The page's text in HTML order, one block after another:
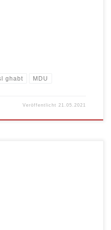
ghabt MDU
Veröffentlicht21.05.2021